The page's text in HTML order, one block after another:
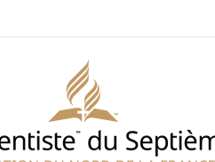
NOTRE ÉQUIPE